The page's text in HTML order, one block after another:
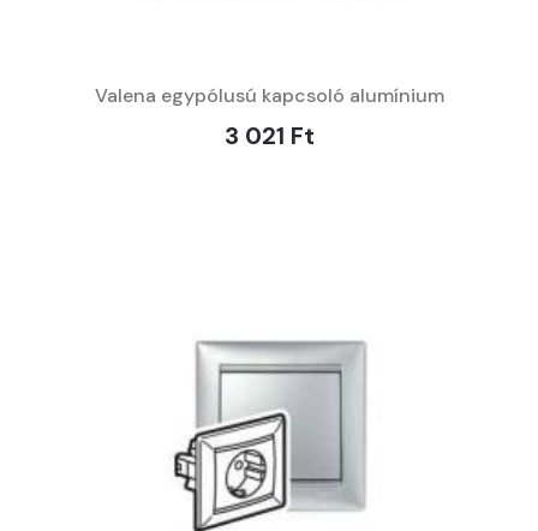
Valena egypólusú kapcsoló alumínium
3 021 Ft